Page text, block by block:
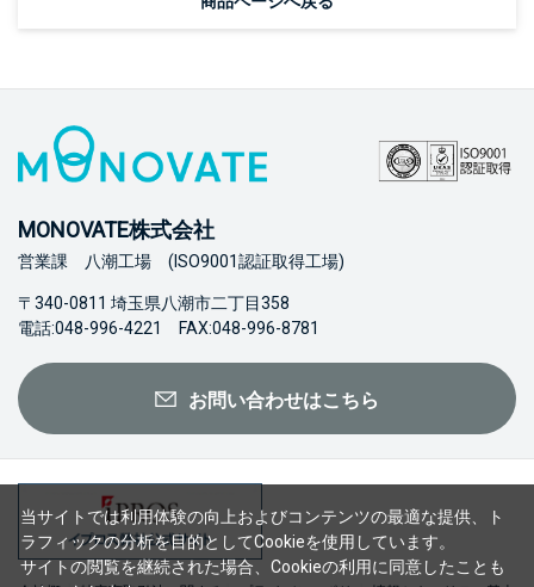
MONOVATE株式会社
営業課 八潮工場 (ISO9001認証取得工場)
〒340-0811 埼玉県八潮市二丁目358
電話:048-996-4221 FAX:048-996-8781
お問い合わせはこちら
当サイトでは利用体験の向上およびコンテンツの最適な提供、ト
ラフィックの分析を目的としてCookieを使用しています。
サイトの閲覧を継続された場合、Cookieの利用に同意したことも